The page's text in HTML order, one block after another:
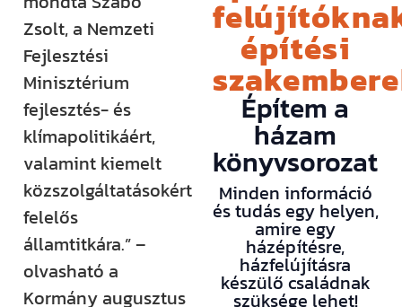
Zsolt, a Nemzeti
Fejlesztési
Minisztérium
fejlesztés- és
klímapolitikáért,
valamint kiemelt
közszolgáltatásokért
felelős
államtitkára.” –
olvasható a
Kormány augusztus
építési
Építem a
házam
könyvsorozat
Minden információ
és tudás egy helyen,
amire egy
házépítésre,
házfelújításra
készülő családnak
szüksége lehet!